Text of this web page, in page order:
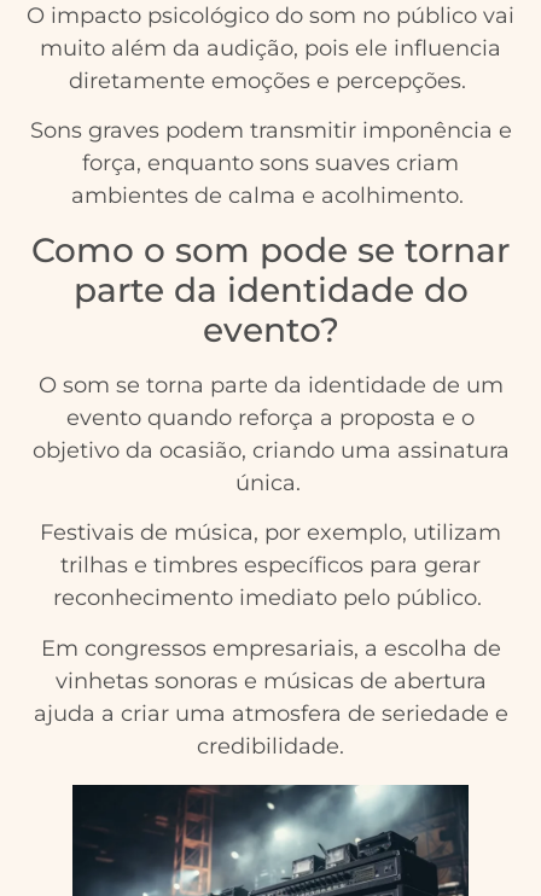
O impacto psicológico do som no público vai
muito além da audição, pois ele influencia
diretamente emoções e percepções.
Sons graves podem transmitir imponência e
força, enquanto sons suaves criam
ambientes de calma e acolhimento.
Como o som pode se tornar
parte da identidade do
evento?
O som se torna parte da identidade de um
evento quando reforça a proposta e o
objetivo da ocasião, criando uma assinatura
única.
Festivais de música, por exemplo, utilizam
trilhas e timbres específicos para gerar
reconhecimento imediato pelo público.
Em congressos empresariais, a escolha de
vinhetas sonoras e músicas de abertura
ajuda a criar uma atmosfera de seriedade e
credibilidade.